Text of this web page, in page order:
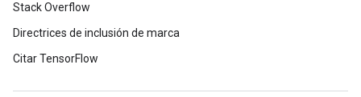
Stack Overflow
Directrices de inclusión de marca
Citar TensorFlow